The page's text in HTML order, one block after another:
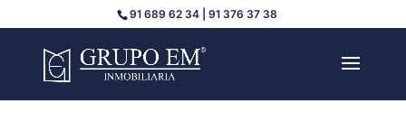
91 689 62 34 | 91 376 37 38